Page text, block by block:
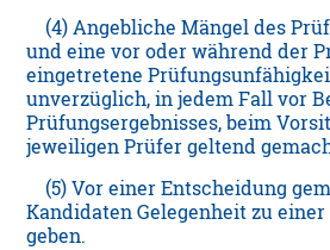
(4) Angebliche Mängel des
und eine vor oder während der
eingetretene
unverzüglich, in jedem Fall vor
Prüfungsergebnisses, beim
jeweiligen Prüfer geltend
(5) Vor einer Entscheidung
Kandidaten Gelegenheit zu
geben.